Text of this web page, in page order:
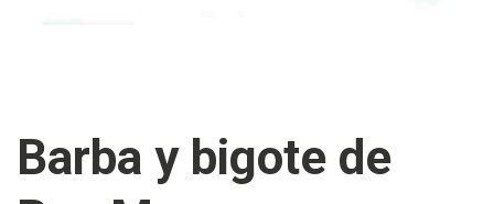
Barba y bigote de